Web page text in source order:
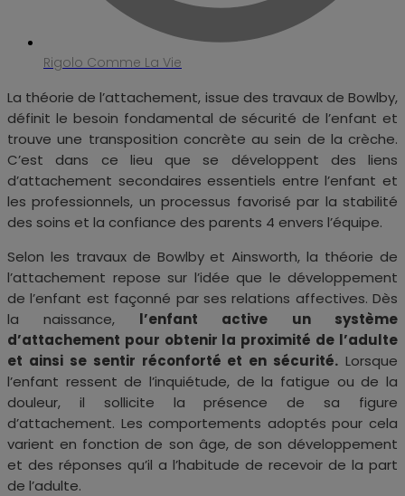
Rigolo Comme La Vie
La théorie de l’attachement, issue des travaux de Bowlby,
définit le besoin fondamental de sécurité de l’enfant et
trouve une transposition concrète au sein de la crèche.
C’est dans ce lieu que se développent des liens
d’attachement secondaires essentiels entre l’enfant et
les professionnels, un processus favorisé par la stabilité
des soins et la confiance des parents 4 envers l’équipe.
Selon les travaux de Bowlby et Ainsworth, la théorie de
l’attachement repose sur l’idée que le développement
de l’enfant est façonné par ses relations affectives. Dès
la naissance, l’enfant active un système
d’attachement pour obtenir la proximité de l’adulte
et ainsi se sentir réconforté et en sécurité. Lorsque
l’enfant ressent de l’inquiétude, de la fatigue ou de la
douleur, il sollicite la présence de sa figure
d’attachement. Les comportements adoptés pour cela
varient en fonction de son âge, de son développement
et des réponses qu’il a l’habitude de recevoir de la part
de l’adulte.